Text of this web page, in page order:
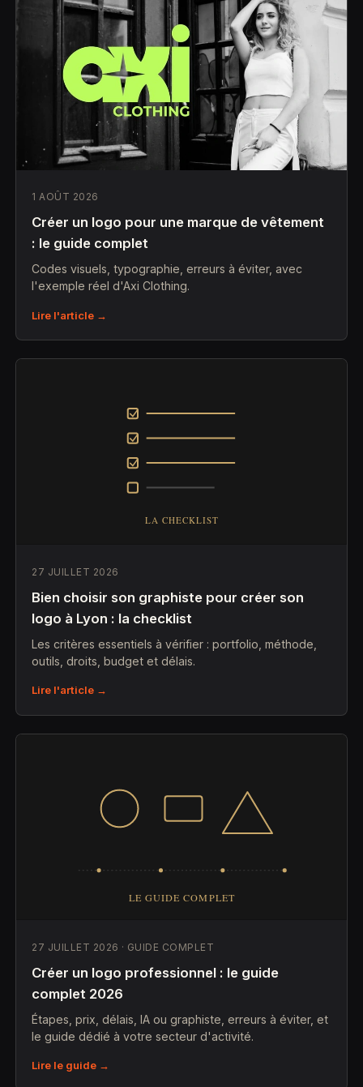
1 AOÛT 2026
Créer un logo pour une marque de vêtement
: le guide complet
Codes visuels, typographie, erreurs à éviter, avec
l'exemple réel d'Axi Clothing.
Lire l'article →
27 JUILLET 2026
Bien choisir son graphiste pour créer son
logo à Lyon : la checklist
Les critères essentiels à vérifier : portfolio, méthode,
outils, droits, budget et délais.
Lire l'article →
27 JUILLET 2026 · GUIDE COMPLET
Créer un logo professionnel : le guide
complet 2026
Étapes, prix, délais, IA ou graphiste, erreurs à éviter, et
le guide dédié à votre secteur d'activité.
Lire le guide →